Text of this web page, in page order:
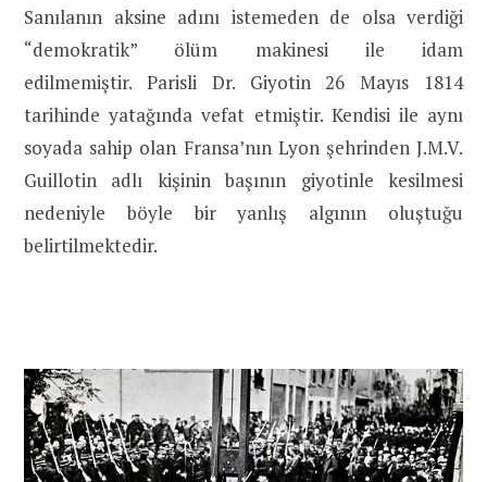
Sanılanın aksine adını istemeden de olsa verdiği
“demokratik” ölüm makinesi ile idam
edilmemiştir. Parisli Dr. Giyotin 26 Mayıs 1814
tarihinde yatağında vefat etmiştir. Kendisi ile aynı
soyada sahip olan Fransa’nın Lyon şehrinden J.M.V.
Guillotin adlı kişinin başının giyotinle kesilmesi
nedeniyle böyle bir yanlış algının oluştuğu
belirtilmektedir.